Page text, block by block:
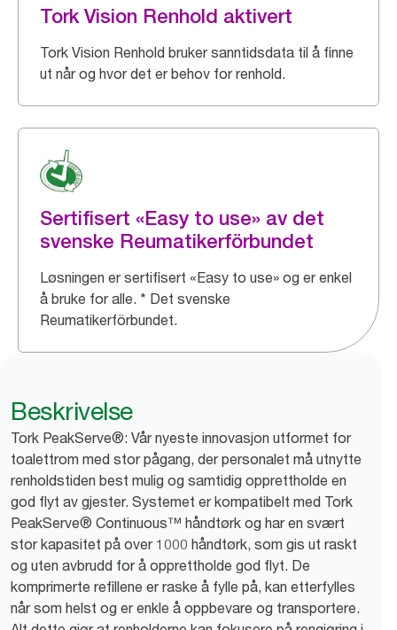
Tork Vision Renhold aktivert
Tork Vision Renhold bruker sanntidsdata til å finne
ut når og hvor det er behov for renhold.
Sertifisert «Easy to use» av det
svenske Reumatikerförbundet
Løsningen er sertifisert «Easy to use» og er enkel
å bruke for alle. * Det svenske
Reumatikerförbundet.
Beskrivelse
Tork PeakServe®: Vår nyeste innovasjon utformet for
toalettrom med stor pågang, der personalet må utnytte
renholdstiden best mulig og samtidig opprettholde en
god flyt av gjester. Systemet er kompatibelt med Tork
PeakServe® Continuous™ håndtørk og har en svært
stor kapasitet på over 1000 håndtørk, som gis ut raskt
og uten avbrudd for å opprettholde god flyt. De
komprimerte refillene er raske å fylle på, kan etterfylles
når som helst og er enkle å oppbevare og transportere.